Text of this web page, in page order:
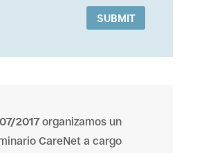
SUBMIT
2017organizamos un
CareNet a cargo